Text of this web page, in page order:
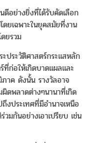
อย่างยิ่งที่ได้รับคัดเลือก
ดยเฉพาะในยุคสมัยที่งาน
ยรวม
ประวัติศาสตร์กระแสหลัก
ก่อให้เกิดบาดแผลและ
ภาค ดังนั้น รางวัลอาจ
ผิดพลาดต่างๆนานาที่เกิด
งประเทศที่มีอำนาจเหนือ
มกันอย่างเอาเปรียบ เช่น